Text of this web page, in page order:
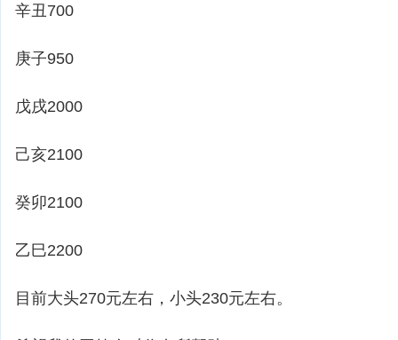
辛丑700
庚子950
戊戌2000
己亥2100
癸卯2100
乙巳2200
目前大头270元左右，小头230元左右。